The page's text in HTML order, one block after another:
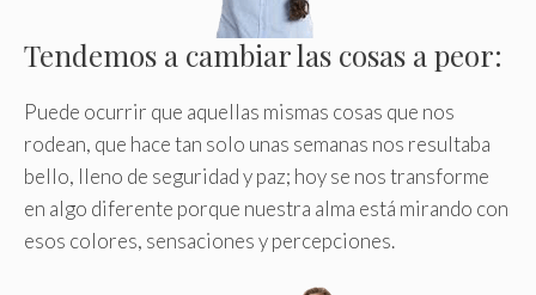
Tendemos a cambiar las cosas a peor:
Puede ocurrir que aquellas mismas cosas que nos
rodean, que hace tan solo unas semanas nos resultaba
bello, lleno de seguridad y paz; hoy se nos transforme
en algo diferente porque nuestra alma está mirando con
esos colores, sensaciones y percepciones.